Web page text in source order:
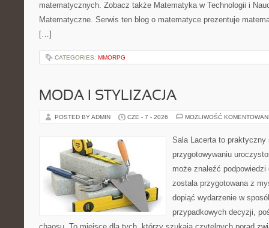
matematycznych. Zobacz także Matematyka w Technologii i
Matematyczne. Serwis ten blog o matematyce prezentuje
[…]
CATEGORIES: MMORPG
MODA I STYLIZACJA
POSTED BY ADMIN CZE - 7 - 2026 MOŻLIWOŚĆ
Sala Lacerta to praktyczny
przygotowywaniu
może znaleźć
została przygotowana z
dopiąć wydarzenie w
przypadkowych decyzji,